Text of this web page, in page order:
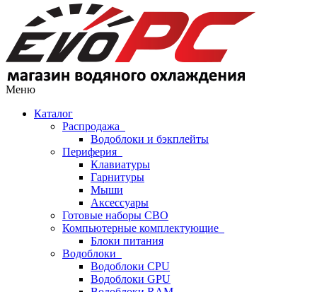
Меню
Каталог
Распродажа
Водоблоки и бэкплейты
Периферия
Клавиатуры
Гарнитуры
Мыши
Аксессуары
Готовые наборы СВО
Компьютерные комплектующие
Блоки питания
Водоблоки
Водоблоки CPU
Водоблоки GPU